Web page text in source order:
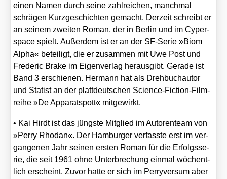
einen Namen durch sei­ne zahl­rei­chen, manch­mal
schrä­gen Kurz­ge­schich­ten gemacht. Der­zeit schreibt er
an sei­nem zwei­ten Roman, der in Ber­lin und im Cyper­
space spielt. Außer­dem ist er an der SF-Serie »Biom
Alpha« betei­ligt, die er zusam­men mit Uwe Post und
Fre­de­ric Bra­ke im Eigen­ver­lag her­aus­gibt. Gera­de ist
Band 3 erschie­nen. Her­mann hat als Dreh­buch­au­tor
und Sta­tist an der platt­deut­schen Sci­ence-Fic­tion-Film­
rei­he »De Appa­rats­pott« mit­ge­wirkt.
• Kai Hirdt ist das jüngs­te Mit­glied im Autoren­team von
»Per­ry Rho­dan«. Der Ham­bur­ger ver­fass­te erst im ver­
gan­ge­nen Jahr sei­nen ers­ten Roman für die Erfolgs­se­
rie, die seit 1961 ohne Unter­bre­chung ein­mal wöchent­
lich erscheint. Zuvor hat­te er sich im Per­ry­ver­sum aber